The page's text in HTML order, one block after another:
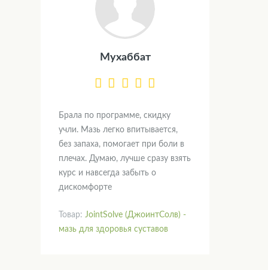
Мухаббат
Брала по программе, скидку
учли. Мазь легко впитывается,
без запаха, помогает при боли в
плечах. Думаю, лучше сразу взять
курс и навсегда забыть о
дискомфорте
Товар: JointSolve (ДжоинтСолв) -
мазь для здоровья суставов